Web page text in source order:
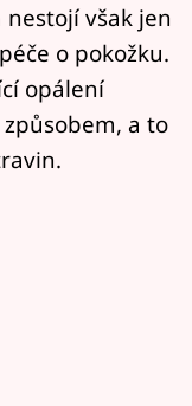
však jen
o pokožku.
opálení
a to